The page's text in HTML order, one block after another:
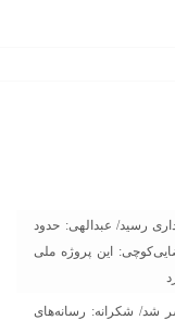
رسید/ عبدالهی: حدود
این پروژه ملی
شد/ شکرانه: رسانه‌های